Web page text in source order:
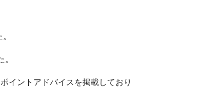
イントアドバイスを掲載しており